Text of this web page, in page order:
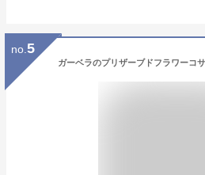
no. 5